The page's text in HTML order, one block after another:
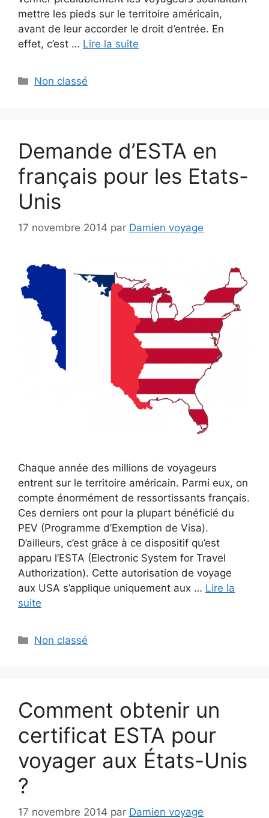
mettre les pieds sur le territoire américain,
avant de leur accorder le droit d’entrée. En
effet, c’est … Lire la suite
Catégories
Non classé
Demande d’ESTA en
français pour les Etats-
Unis
17 novembre 2014 par Damien voyage
Chaque année des millions de voyageurs
entrent sur le territoire américain. Parmi eux, on
compte énormément de ressortissants français.
Ces derniers ont pour la plupart bénéficié du
PEV (Programme d’Exemption de Visa).
D’ailleurs, c’est grâce à ce dispositif qu’est
apparu l’ESTA (Electronic System for Travel
Authorization). Cette autorisation de voyage
aux USA s’applique uniquement aux … Lire la
suite
Catégories
Non classé
Comment obtenir un
certificat ESTA pour
voyager aux États-Unis
?
17 novembre 2014 par Damien voyage